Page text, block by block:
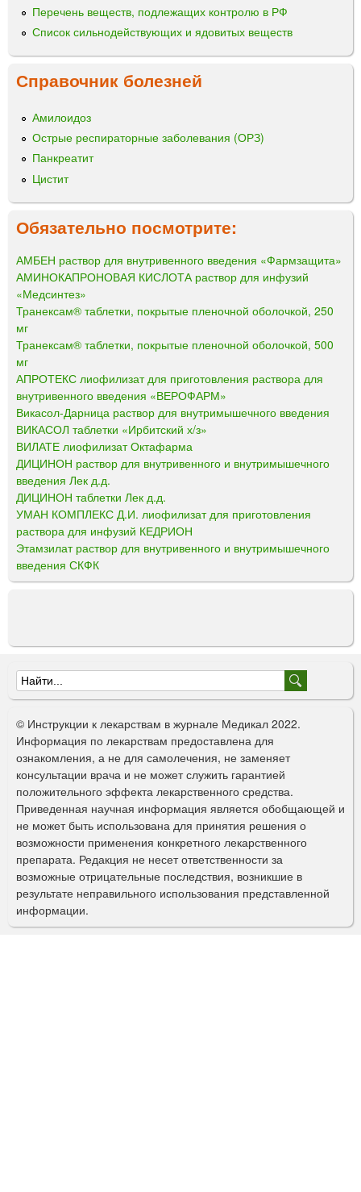
Перечень веществ, подлежащих контролю в РФ
Список сильнодействующих и ядовитых веществ
Справочник болезней
Амилоидоз
Острые респираторные заболевания (ОРЗ)
Панкреатит
Цистит
Обязательно посмотрите:
АМБЕН раствор для внутривенного введения «Фармзащита»
АМИНОКАПРОНОВАЯ КИСЛОТА раствор для инфузий
«Медсинтез»
Транексам® таблетки, покрытые пленочной оболочкой, 250
мг
Транексам® таблетки, покрытые пленочной оболочкой, 500
мг
АПРОТЕКС лиофилизат для приготовления раствора для
внутривенного введения «ВЕРОФАРМ»
Викасол-Дарница раствор для внутримышечного введения
ВИКАСОЛ таблетки «Ирбитский х/з»
ВИЛАТЕ лиофилизат Октафарма
ДИЦИНОН раствор для внутривенного и внутримышечного
введения Лек д.д.
ДИЦИНОН таблетки Лек д.д.
УМАН КОМПЛЕКС Д.И. лиофилизат для приготовления
раствора для инфузий КЕДРИОН
Этамзилат раствор для внутривенного и внутримышечного
введения СКФК
Ф
о
р
м
а
п
о
и
с
к
© Инструкции к лекарствам в журнале Медикал 2022.
Информация по лекарствам предоставлена для
ознакомления, а не для самолечения, не заменяет
консультации врача и не может служить гарантией
положительного эффекта лекарственного средства.
Приведенная научная информация является обобщающей и
не может быть использована для принятия решения о
возможности применения конкретного лекарственного
препарата. Редакция не несет ответственности за
возможные отрицательные последствия, возникшие в
результате неправильного использования представленной
информации.